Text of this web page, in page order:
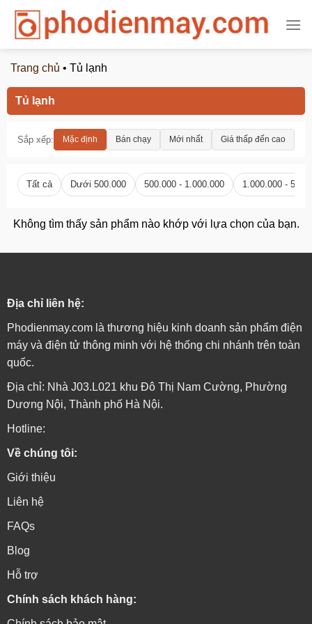
Chuyển
Trang chủ • Tủ lạnh
Tủ lạnh
Sắp xếp: Mặc định Bán chạy Mới nhất Giá thấp đến cao
Tất cả Dưới 500.000 500.000 - 1.000.000 1.000.000 -
Không tìm thấy sản phẩm nào khớp với lựa chọn của bạn.
Địa chỉ liên hệ:
Phodienmay.com là thương hiệu kinh doanh sản phẩm điện
máy và điện tử thông minh với hệ thống chi nhánh trên toàn
quốc.
Địa chỉ: Nhà J03.L021 khu Đô Thị Nam Cường, Phường
Dương Nội, Thành phố Hà Nội.
Hotline:
Về chúng tôi:
Giới thiệu
Liên hệ
FAQs
Blog
Hỗ trợ
Chính sách khách hàng: